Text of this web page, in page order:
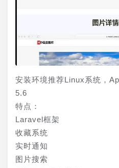
安装环境推荐Linux系统，
5.6
特点：
Laravel框架
收藏系统
实时通知
图片搜索